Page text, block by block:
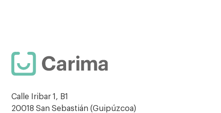
Calle Iribar 1, B1
20018 San Sebastián (Guipúzcoa)